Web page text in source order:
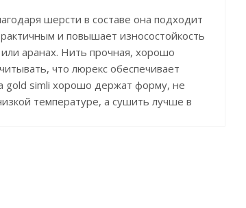
шерсти в составе она подходит
и повышает износостойкость
аранах. Нить прочная, хорошо
что люрекс обеспечивает
gold simli хорошо держат форму, не
температуре, а сушить лучше в